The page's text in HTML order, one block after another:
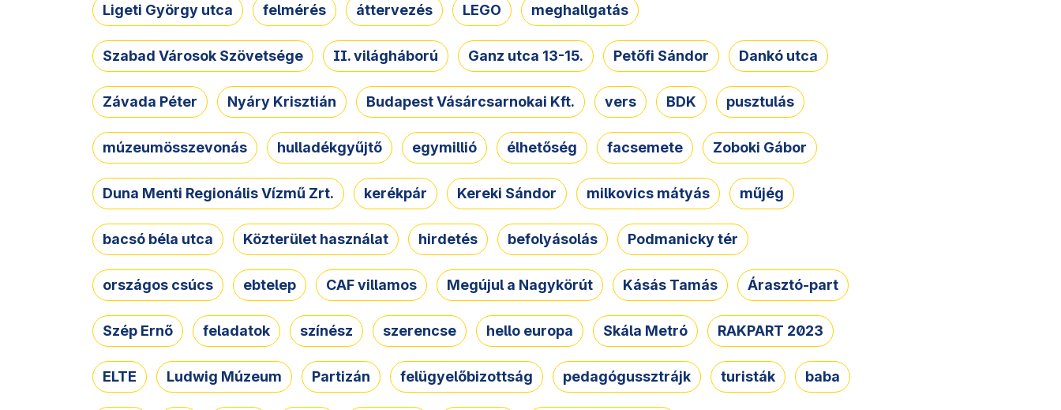
Ligeti György utca felmérés áttervezés LEGO meghallgatás
Szabad Városok Szövetsége II. világháború Ganz utca 13-15. Petőfi Sándor Dankó utca
Závada Péter Nyáry Krisztián Budapest Vásárcsarnokai Kft. vers BDK pusztulás
múzeumösszevonás hulladékgyűjtő egymillió élhetőség facsemete Zoboki Gábor
Duna Menti Regionális Vízmű Zrt. kerékpár Kereki Sándor milkovics mátyás műjég
bacsó béla utca Közterület használat hirdetés befolyásolás Podmanicky tér
országos csúcs ebtelep CAF villamos Megújul a Nagykörút Kásás Tamás Árasztó-part
Szép Ernő feladatok színész szerencse hello europa Skála Metró RAKPART 2023
ELTE Ludwig Múzeum Partizán felügyelőbizottság pedagógussztrájk turisták baba